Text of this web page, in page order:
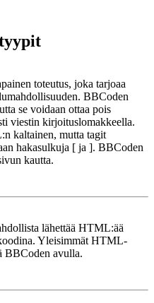
toteutus, joka tarjoaa
BBCoden
se voidaan ottaa pois
viestin kirjoituslomakkeella.
kaltainen, mutta tagit
hakasulkuja [ ja ]. BBCoden
kautta.
lähettää HTML:ää
Yleisimmät HTML-
BBCoden avulla.